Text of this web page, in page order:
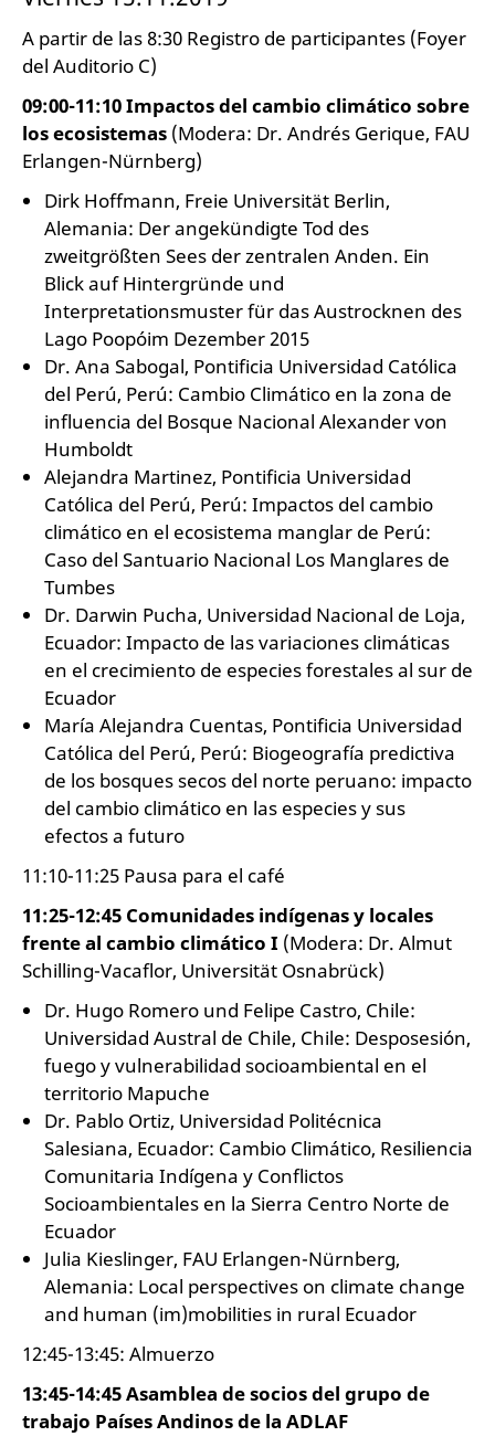
A partir de las 8:30 Registro de participantes (Foyer
del Auditorio C)
09:00-11:10 Impactos del cambio climático sobre
los ecosistemas (Modera: Dr. Andrés Gerique, FAU
Erlangen-Nürnberg)
Dirk Hoffmann, Freie Universität Berlin,
Alemania: Der angekündigte Tod des
zweitgrößten Sees der zentralen Anden. Ein
Blick auf Hintergründe und
Interpretationsmuster für das Austrocknen des
Lago Poopóim Dezember 2015
Dr. Ana Sabogal, Pontificia Universidad Católica
del Perú, Perú: Cambio Climático en la zona de
influencia del Bosque Nacional Alexander von
Humboldt
Alejandra Martinez, Pontificia Universidad
Católica del Perú, Perú: Impactos del cambio
climático en el ecosistema manglar de Perú:
Caso del Santuario Nacional Los Manglares de
Tumbes
Dr. Darwin Pucha, Universidad Nacional de Loja,
Ecuador: Impacto de las variaciones climáticas
en el crecimiento de especies forestales al sur de
Ecuador
María Alejandra Cuentas, Pontificia Universidad
Católica del Perú, Perú: Biogeografía predictiva
de los bosques secos del norte peruano: impacto
del cambio climático en las especies y sus
efectos a futuro
11:10-11:25 Pausa para el café
11:25-12:45 Comunidades indígenas y locales
frente al cambio climático I (Modera: Dr. Almut
Schilling-Vacaflor, Universität Osnabrück)
Dr. Hugo Romero und Felipe Castro, Chile:
Universidad Austral de Chile, Chile: Desposesión,
fuego y vulnerabilidad socioambiental en el
territorio Mapuche
Dr. Pablo Ortiz, Universidad Politécnica
Salesiana, Ecuador: Cambio Climático, Resiliencia
Comunitaria Indígena y Conflictos
Socioambientales en la Sierra Centro Norte de
Ecuador
Julia Kieslinger, FAU Erlangen-Nürnberg,
Alemania: Local perspectives on climate change
and human (im)mobilities in rural Ecuador
12:45-13:45: Almuerzo
13:45-14:45 Asamblea de socios del grupo de
trabajo Países Andinos de la ADLAF